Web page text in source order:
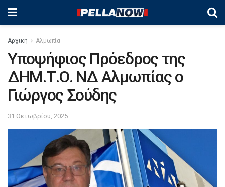
Αρχική Αλμωπία
Υποψήφιος Πρόεδρος της
ΔΗΜ.Τ.Ο. ΝΔ Αλμωπίας ο
Γιώργος Σούδης
31 Οκτωβρίου, 2025